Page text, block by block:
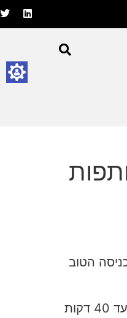
הטוב
לאחר שתצפו בקורס שמורכב מ- 10 שיעורים בני 30 עד 40 דקות